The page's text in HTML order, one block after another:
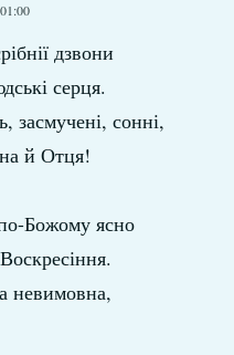
дзвони
серця.
засмучені, сонні,
й Отця!
Божому ясно
невимовна,